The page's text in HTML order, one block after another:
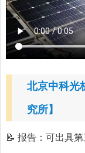
北京中科光
究所】
📝 报告：可出具